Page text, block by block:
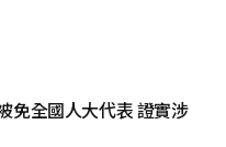
免全國人大代表 證實涉